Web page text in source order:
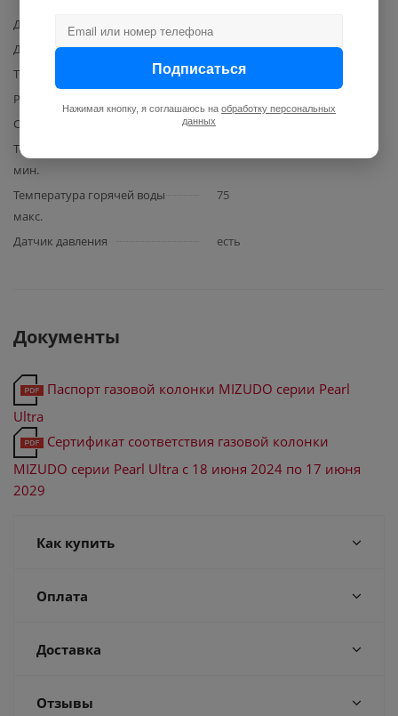
Диаметр подводки для воды
Диаметр подвки для газа
1/2
Тип водонагревателя
проточный
Размещение подводки
Способ нагрева
Температура горячей воды,
мин.
Температура горячей воды
макс.
75
Датчик давления есть
Документы
Паспорт газовой колонки MIZUDO серии Pearl
Ultra
Сертификат соответствия газовой колонки
MIZUDO серии Pearl Ultra с 18 июня 2024 по 17 июня
2029
Как купить
Оплата
Доставка
Отзывы
Подписаться
Нажимая кнопку, я соглашаюсь на обработку персональных
данных